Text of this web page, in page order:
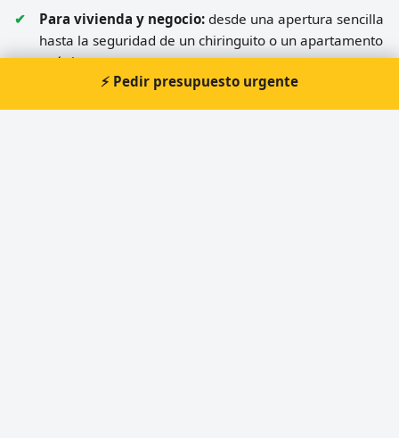
Para vivienda y negocio: desde una apertura sencilla
hasta la seguridad de un chiringuito o un apartamento
turístico.
⚡ Pedir presupuesto urgente